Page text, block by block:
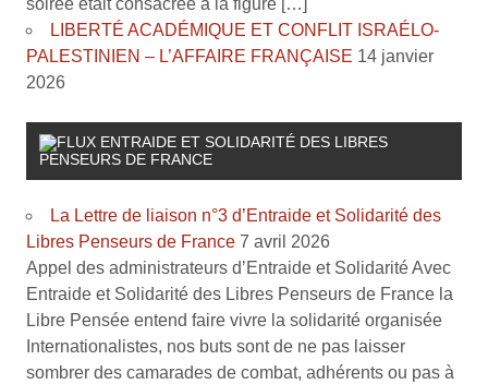
LIBERTÉ ACADÉMIQUE ET CONFLIT ISRAÉLO-
PALESTINIEN – L’AFFAIRE FRANÇAISE 14 janvier
2026
ENTRAIDE ET SOLIDARITÉ DES LIBRES
PENSEURS DE FRANCE
La Lettre de liaison n°3 d’Entraide et Solidarité des
Libres Penseurs de France 7 avril 2026
Appel des administrateurs d’Entraide et Solidarité Avec
Entraide et Solidarité des Libres Penseurs de France la
Libre Pensée entend faire vivre la solidarité organisée
Internationalistes, nos buts sont de ne pas laisser
sombrer des camarades de combat, adhérents ou pas à